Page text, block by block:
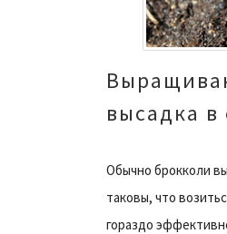
высадка
Обычно брокколи
таковы, что
гораздо